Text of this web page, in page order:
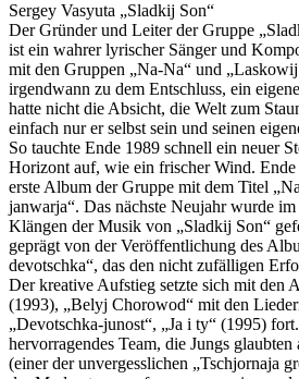
Sergey Vasyuta „Sladkij Son“
Der Gründer und Leiter der Gruppe
ist ein wahrer lyrischer Sänger und
mit den Gruppen „Na-Na“ und
irgendwann zu dem Entschluss, ein
hatte nicht die Absicht, die Welt zum
einfach nur er selbst sein und seinen
So tauchte Ende 1989 schnell ein neuer
Horizont auf, wie ein frischer Wind. Ende
erste Album der Gruppe mit dem Titel
janwarja“. Das nächste Neujahr wurde
Klängen der Musik von „Sladkij Son“
geprägt von der Veröffentlichung des
devotschka“, das den nicht zufälligen
Der kreative Aufstieg setzte sich mit den
(1993), „Belyj Chorowod“ mit den
„Devotschka-junost“, „Ja i ty“ (1995)
hervorragendes Team, die Jungs
(einer der unvergesslichen „Tschjornaja